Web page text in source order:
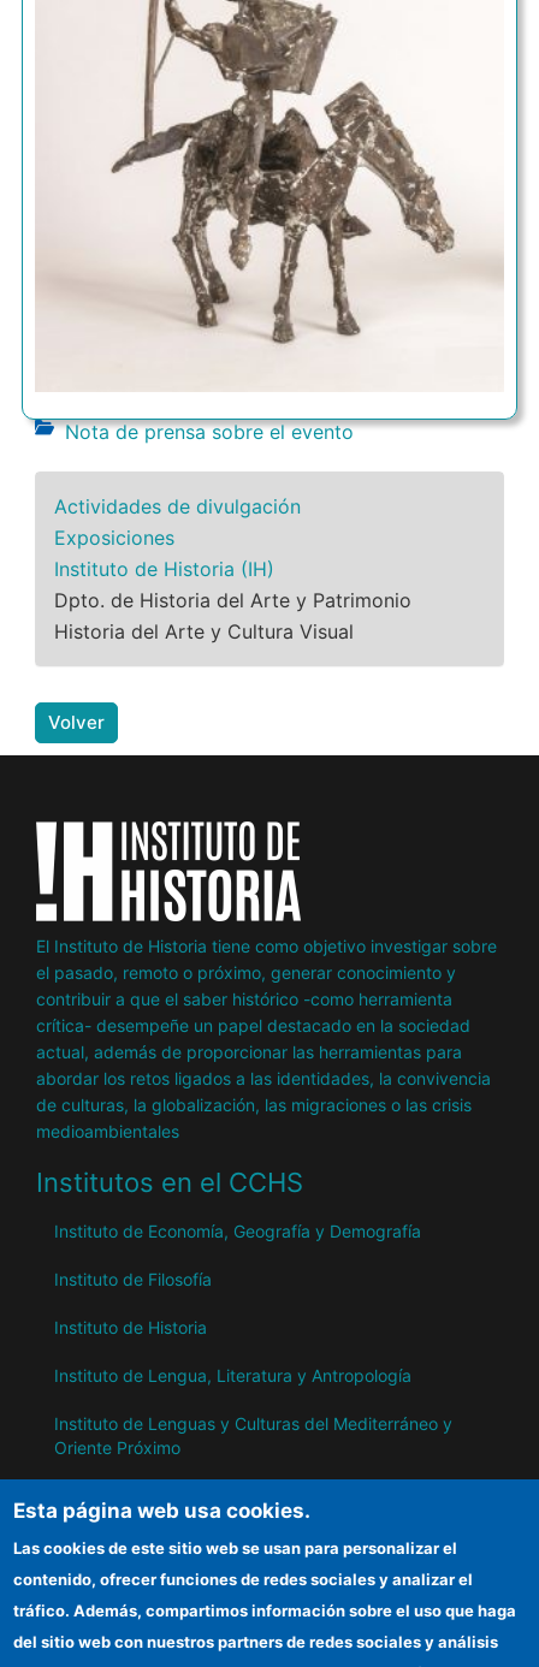
Nota de prensa sobre el evento
Actividades de divulgación
Exposiciones
Instituto de Historia (IH)
Dpto. de Historia del Arte y Patrimonio
Historia del Arte y Cultura Visual
Volver
El Instituto de Historia tiene como objetivo investigar sobre
el pasado, remoto o próximo, generar conocimiento y
contribuir a que el saber histórico -como herramienta
crítica- desempeñe un papel destacado en la sociedad
actual, además de proporcionar las herramientas para
abordar los retos ligados a las identidades, la convivencia
de culturas, la globalización, las migraciones o las crisis
medioambientales
Institutos en el CCHS
Instituto de Economía, Geografía y Demografía
Instituto de Filosofía
Instituto de Historia
Instituto de Lengua, Literatura y Antropología
Instituto de Lenguas y Culturas del Mediterráneo y
Oriente Próximo
IH
Esta página web usa cookies.
Las cookies de este sitio web se usan para personalizar el
contenido, ofrecer funciones de redes sociales y analizar el
tráfico. Además, compartimos información sobre el uso que haga
del sitio web con nuestros partners de redes sociales y análisis